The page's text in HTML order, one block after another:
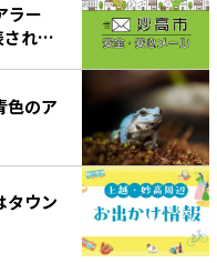
ラー
れて
色のア
タウン